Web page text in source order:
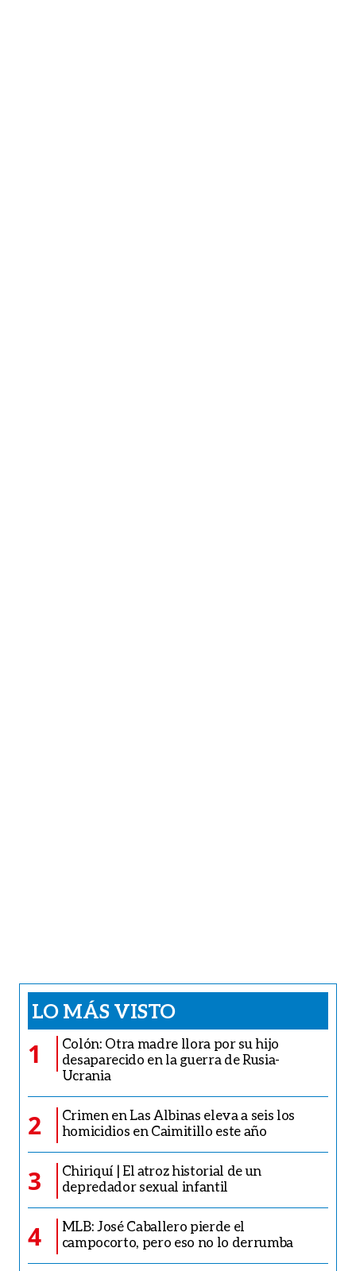
LO MÁS VISTO
1
Colón: Otra madre llora por su hijo
desaparecido en la guerra de Rusia-
Ucrania
2
Crimen en Las Albinas eleva a seis los
homicidios en Caimitillo este año
3
Chiriquí | El atroz historial de un
depredador sexual infantil
4
MLB: José Caballero pierde el
campocorto, pero eso no lo derrumba